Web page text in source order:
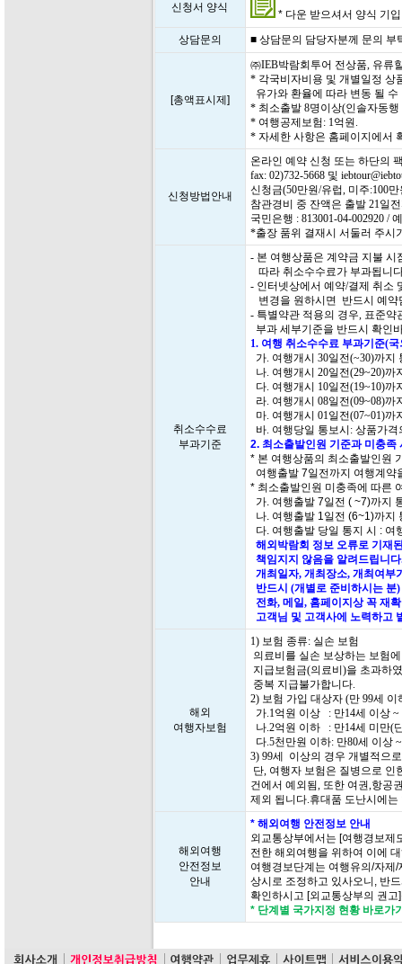
신청서 양식
* 다운 받으셔서 양식 기
상담문의
■ 상담문의 담당자분께 문의
[총액표시제]
㈜IEB박람회투어 전상품, 유류
* 각국비자비용 및 개별일정 상
유가와 환율에 따라 변동 될 수
* 최소출발 8명이상(인솔자동
* 여행공제보험: 1억원.
* 자세한 사항은 홈페이지에서
신청방법안내
온라인 예약 신청 또는 하단의
fax: 02)732-5668 및
신청금(50만원/유럽, 미주:100
참관경비 중 잔액은 출발 21일
국민은행 : 813001-04-002920 /
*출장 품위 결재시 서둘러 주시
취소수수료
부과기준
- 본 여행상품은 계약금 지불 시
따라 취소수수료가 부과됩니
- 인터넷상에서 예약/결제 취소
변경을 원하시면 반드시 예약
- 특별약관 적용의 경우, 표준
부과 세부기준을 반드시 확인
1. 여행 취소수수료 부과기준(
가. 여행개시 30일전(~30)까지
나. 여행개시 20일전(29~20)까
다. 여행개시 10일전(19~10)까
라. 여행개시 08일전(09~08)까
마. 여행개시 01일전(07~01)까
바. 여행당일 통보시: 상품가격
2. 최소출발인원 기준과 미충족
* 본 여행상품의 최소출발인원
여행출발 7일전까지 여행계약
* 최소출발인원 미충족에 따른
가. 여행출발 7일전 ( ~7)까지
나. 여행출발 1일전 (6~1)까지
다. 여행출발 당일 통지 시 : 여
해외박람회 정보 오류로 기재
책임지지 않음을 알려드립니
개최일자, 개최장소, 개최여부
반드시 (개별로 준비하시는 분
전화, 메일, 홈페이지상 꼭 재
고객님 및 고객사에 노력하고
해외
여행자보험
1) 보험 종류: 실손 보험
의료비를 실손 보상하는 보험
지급보험금(의료비)을 초과하
중복 지급불가합니다.
2) 보험 가입 대상자 (만 99세
가.1억원 이상 : 만14세 이상 ~
나.2억원 이하 : 만14세 미만(
다.5천만원 이하: 만80세 이상
3) 99세 이상의 경우 개별적으
단, 여행자 보험은 질병으로 인
건에서 예외됨, 또한 여권,항공
제외 됩니다.휴대품 도난시에
해외여행
안전정보
안내
* 해외여행 안전정보 안내
외교통상부에서는 [여행경보제
전한 해외여행을 위하여 이에
여행경보단계는 여행유의/자제
상시로 조정하고 있사오니, 반
확인하시고 [외교통상부의 권
* 단계별 국가지정 현황 바로가